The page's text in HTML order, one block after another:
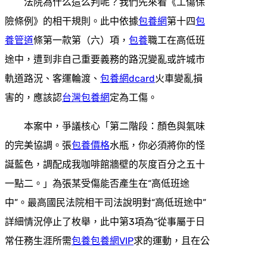
險條例》的相干規則。此中依據包養網第十四包
養管道條第一款第（六）項， 包養職工在高低班
途中，遭到非自己重要義務的路況變亂或許城市
軌道路況、客運輪渡、 包養網dcard火車變亂損
害的，應該認台灣包養網定為工傷。
本案中，爭議核心「第二階段：顏色與氣味
的完美協調。張包養價格水瓶，你必須將你的怪
誕藍色，調配成我咖啡館牆壁的灰度百分之五十
一點二。」為張某受傷能否產生在“高低班途
中”。最高國民法院相干司法說明對“高低班途中”
詳細情況停止了枚舉，此中第3項為“從事屬于日
常任務生涯所需包養包養網VIP求的運動，且在公